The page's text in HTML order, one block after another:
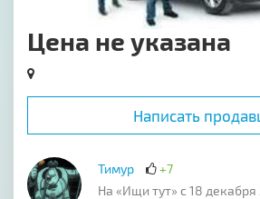
Цена не указана
Написать
Тимур
+7
На «Ищи тут» с 18 декабря